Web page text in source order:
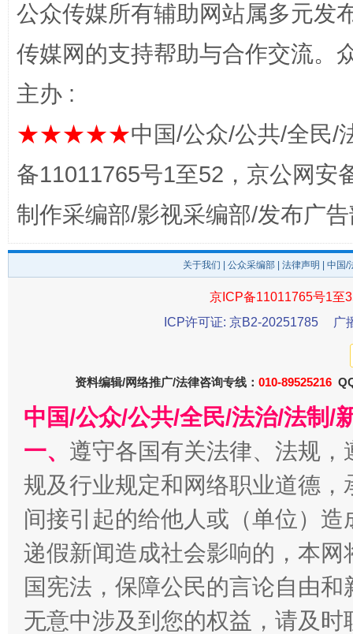
完善运行机制助力责任有效落实 一纸欠
千年窑火 生生不息 一
公众传媒所有辅助网站属多元发
传媒网的支持帮助与合作交流。
主办 :
★★★★★中国/公众/公共/全民/
备11011765号1至52，京公网安
制作采编部/影视采编部/发布广
关于我们 公众采编部 法律声明 | 中国
京ICP备11011765号1至
ICP许可证: 京B2-20251785
广
资料编辑/网络推广/法律咨询专线： 010-89525216
中国/公众/公共/全民/法治/法制/
一、 遵守各国有关法律、法规
规及行业规定和网络职业道德
间接引起的给他人或（单位）
递假新闻造成社会影响的，本
国宪法，保障公民的言论自由
无意中涉及到您的权益，请及